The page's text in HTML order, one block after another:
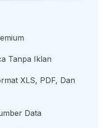
Tanpa Iklan
XLS, PDF, Dan
Data